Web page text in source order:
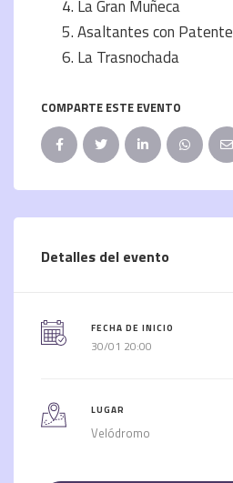
La Gran Muñeca
Asaltantes con Patente
La Trasnochada
COMPARTE ESTE EVENTO
Detalles del evento
FECHA DE INICIO
30/01 20:00
LUGAR
Velódromo